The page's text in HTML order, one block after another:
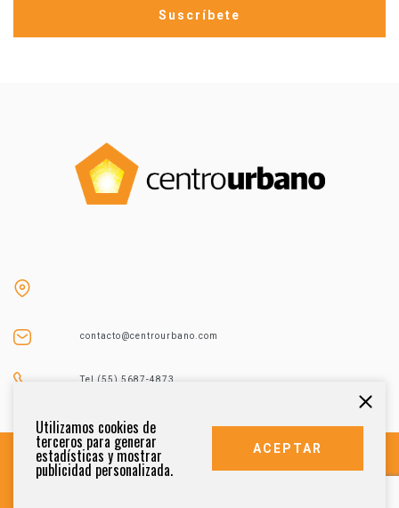
contacto@centrourbano.com
Tel (55) 5687-4873
Utilizamos cookies de
terceros para generar
estadísticas y mostrar
publicidad personalizada.
ACEPTAR